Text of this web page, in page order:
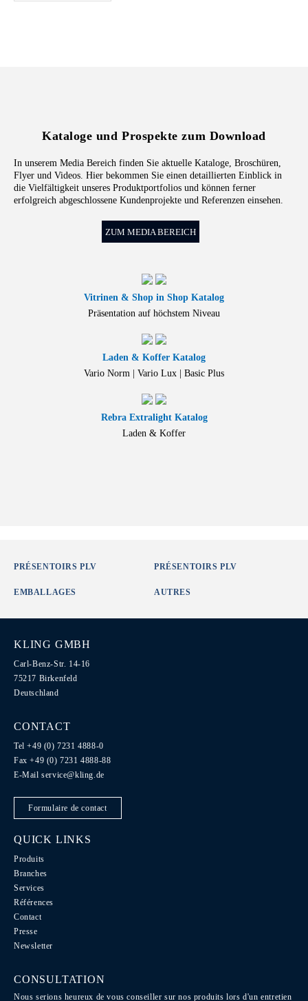
Kataloge und Prospekte zum Download
In unserem Media Bereich finden Sie aktuelle Kataloge, Broschüren,
Flyer und Videos. Hier bekommen Sie einen detaillierten Einblick in
die Vielfältigkeit unseres Produktportfolios und können ferner
erfolgreich abgeschlossene Kundenprojekte und Referenzen einsehen.
ZUM MEDIA BEREICH
Vitrinen & Shop in Shop Katalog
Präsentation auf höchstem Niveau
Laden & Koffer Katalog
Vario Norm | Vario Lux | Basic Plus
Rebra Extralight Katalog
Laden & Koffer
PRÉSENTOIRS PLV PRÉSENTOIRS PLV
EMBALLAGES AUTRES
KLING GMBH
Carl-Benz-Str. 14-16
75217 Birkenfeld
Deutschland
CONTACT
Tel +49 (0) 7231 4888-0
Fax +49 (0) 7231 4888-88
E-Mailservice@kling.de
Formulaire de contact
QUICK LINKS
Produits
Branches
Services
Références
Contact
Presse
Newsletter
CONSULTATION
Nous serions heureux de vous conseiller sur nos produits lors d'un entretien